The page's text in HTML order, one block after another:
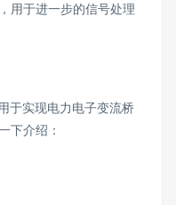
用于进一步的信号处理
于实现电力电子变流桥
下介绍：